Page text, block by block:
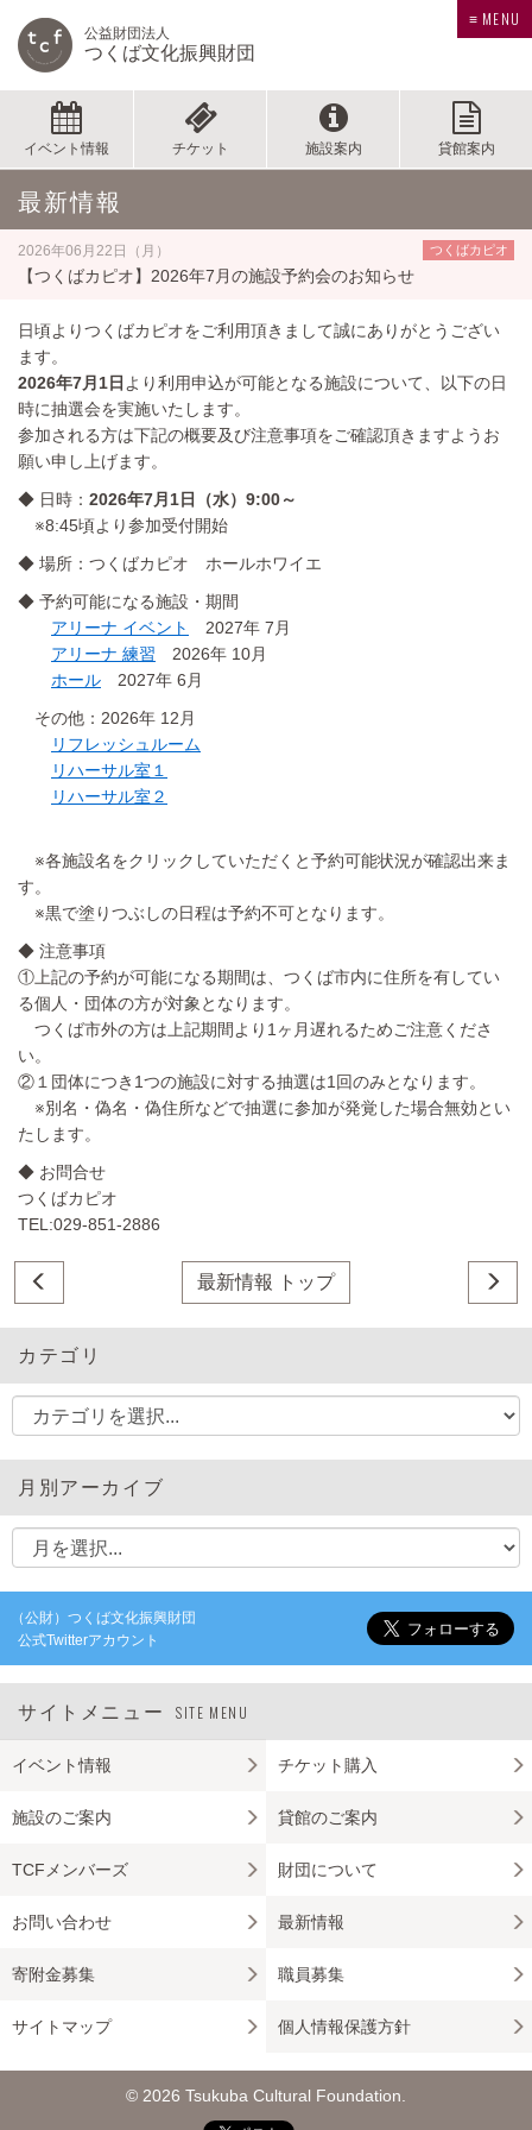
公益財団法人
つくば文化振興財団
≡ MENU
イベント情報 チケット 施設案内 貸館案内
最新情報
2026年06月22日（月） つくばカピオ
【つくばカピオ】2026年7月の施設予約会のお知らせ
日頃よりつくばカピオをご利用頂きまして誠にありがとうござい
ます。
2026年7月1日 より利用申込が可能となる施設について、以下の日
時に抽選会を実施いたします。
参加される方は下記の概要及び注意事項をご確認頂きますようお
願い申し上げます。
◆ 日時： 2026年7月1日（水）9:00～
※8:45頃より参加受付開始
◆ 場所：つくばカピオ ホールホワイエ
◆ 予約可能になる施設・期間
アリーナ イベント
2027年 7月
アリーナ 練習 2026年 10月
ホール 2027年 6月
その他：2026年 12月
リフレッシュルーム
リハーサル室１
リハーサル室２
※各施設名をクリックしていただくと予約可能状況が確認出来ま
す。
※黒で塗りつぶしの日程は予約不可となります。
◆ 注意事項
①上記の予約が可能になる期間は、つくば市内に住所を有してい
る個人・団体の方が対象となります。
つくば市外の方は上記期間より1ヶ月遅れるためご注意くださ
い。
②１団体につき1つの施設に対する抽選は1回のみとなります。
※別名・偽名・偽住所などで抽選に参加が発覚した場合無効とい
たします。
◆ お問合せ
つくばカピオ
TEL:029-851-2886
最新情報 トップ
カテゴリ
月別アーカイブ
（公財）つくば文化振興財団
公式Twitterアカウント
サイトメニュー SITE MENU
イベント情報 チケット購入
施設のご案内 貸館のご案内
TCFメンバーズ 財団について
お問い合わせ 最新情報
寄附金募集 職員募集
サイトマップ 個人情報保護方針
© 2026 Tsukuba Cultural Foundation.